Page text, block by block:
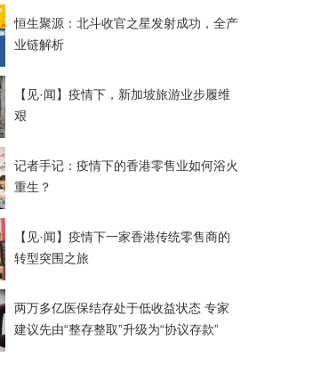
恒生聚源：北斗收官之星发射成功，全产
业链解析
【见·闻】疫情下，新加坡旅游业步履维
艰
记者手记：疫情下的香港零售业如何浴火
重生？
【见·闻】疫情下一家香港传统零售商的
转型突围之旅
两万多亿医保结存处于低收益状态 专家
建议先由“整存整取”升级为“协议存款”